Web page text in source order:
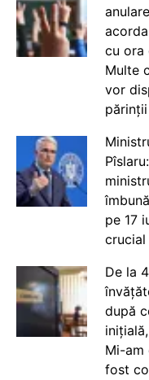
cu ora
Multe
vor
părinții
pe 17
crucial
De la
după
Mi-am
fost